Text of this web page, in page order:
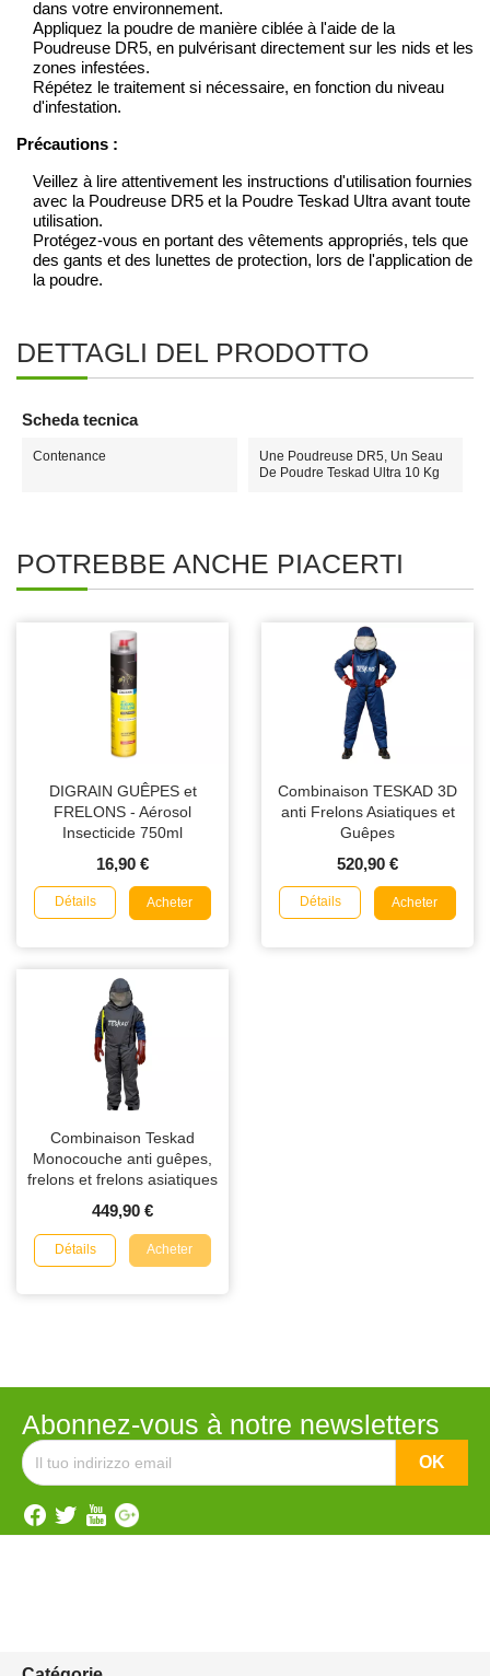
dans votre environnement.
Appliquez la poudre de manière ciblée à l'aide de la
Poudreuse DR5, en pulvérisant directement sur les nids et les
zones infestées.
Répétez le traitement si nécessaire, en fonction du niveau
d'infestation.
Précautions :
Veillez à lire attentivement les instructions d'utilisation fournies
avec la Poudreuse DR5 et la Poudre Teskad Ultra avant toute
utilisation.
Protégez-vous en portant des vêtements appropriés, tels que
des gants et des lunettes de protection, lors de l'application de
la poudre.
DETTAGLI DEL PRODOTTO
Scheda tecnica
Contenance
Une Poudreuse DR5, Un Seau
De Poudre Teskad Ultra 10 Kg
POTREBBE ANCHE PIACERTI
DIGRAIN GUÊPES et
FRELONS - Aérosol
Insecticide 750ml
16,90 €
Détails Acheter
Combinaison TESKAD 3D
anti Frelons Asiatiques et
Guêpes
520,90 €
Détails Acheter
Combinaison Teskad
Monocouche anti guêpes,
frelons et frelons asiatiques
449,90 €
Détails Acheter
Abonnez-vous à notre newsletters